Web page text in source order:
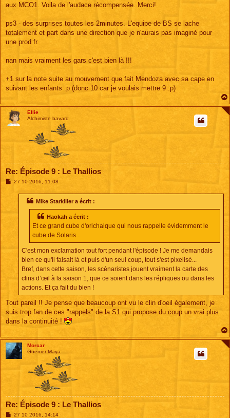
aux MCO1. Voila de l'audace récompensée. Merci!
ps3 - des surprises toutes les 2minutes. L'equipe de BS se lache
totalement et part dans une direction que je n'aurais pas imaginé pour
une prod fr.
nan mais vraiment les gars c'est bien là !!!
+1 sur la note suite au mouvement que fait Mendoza avec sa cape en
suivant les enfants :p (donc 10 car je voulais mettre 9 :p)
Ellie
Alchimiste bavard
Re: Épisode 9 : Le Thallios
M27 10 2016, 11:08
Mike Starkiller a écrit :
Haokah a écrit :
Et ce grand cube d'orichalque qui nous rappelle évidemment le
cube de Solaris...
C'est mon exclamation tout fort pendant l'épisode ! Je me demandais
bien ce qu'il faisait là et puis d'un seul coup, tout s'est pixelisé...
Bref, dans cette saison, les scénaristes jouent vraiment la carte des
clins d’œil à la saison 1, que ce soient dans les répliques ou dans les
actions. Et ça fait du bien !
Tout pareil !! Je pense que beaucoup ont vu le clin d'oeil également, je
suis trop fan de ces "rappels" de la S1 qui propose du coup un vrai plus
dans la continuité !
Morcar
Guerrier Maya
Re: Épisode 9 : Le Thallios
M27 10 2016, 14:14